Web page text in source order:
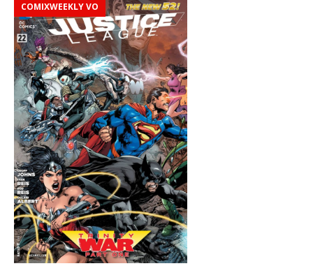
COMIXWEEKLY VO